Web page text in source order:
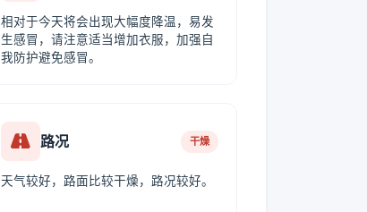
相对于今天将会出现大幅度降温，易发
生感冒，请注意适当增加衣服，加强自
我防护避免感冒。
路况 干燥
天气较好，路面比较干燥，路况较好。